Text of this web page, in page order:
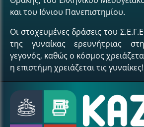
και του Ιόνιου Πανεπιστημίου.
Οι στοχευμένες δράσεις του
της γυναίκας ερευνήτριας
γεγονός, καθώς ο κόσμος
η επιστήμη χρειάζεται τις γυναίκες!